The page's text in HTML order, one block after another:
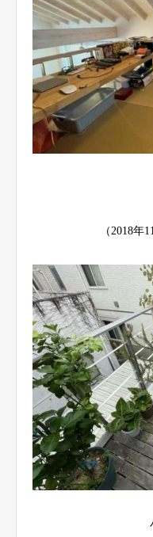
（2018年